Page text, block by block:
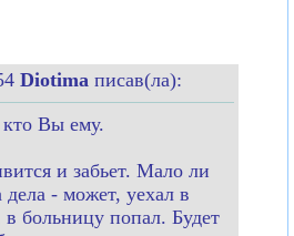
Diotima писав(ла):
кто Вы ему.
и забьет. Мало ли
дела - может, уехал в
больницу попал. Будет